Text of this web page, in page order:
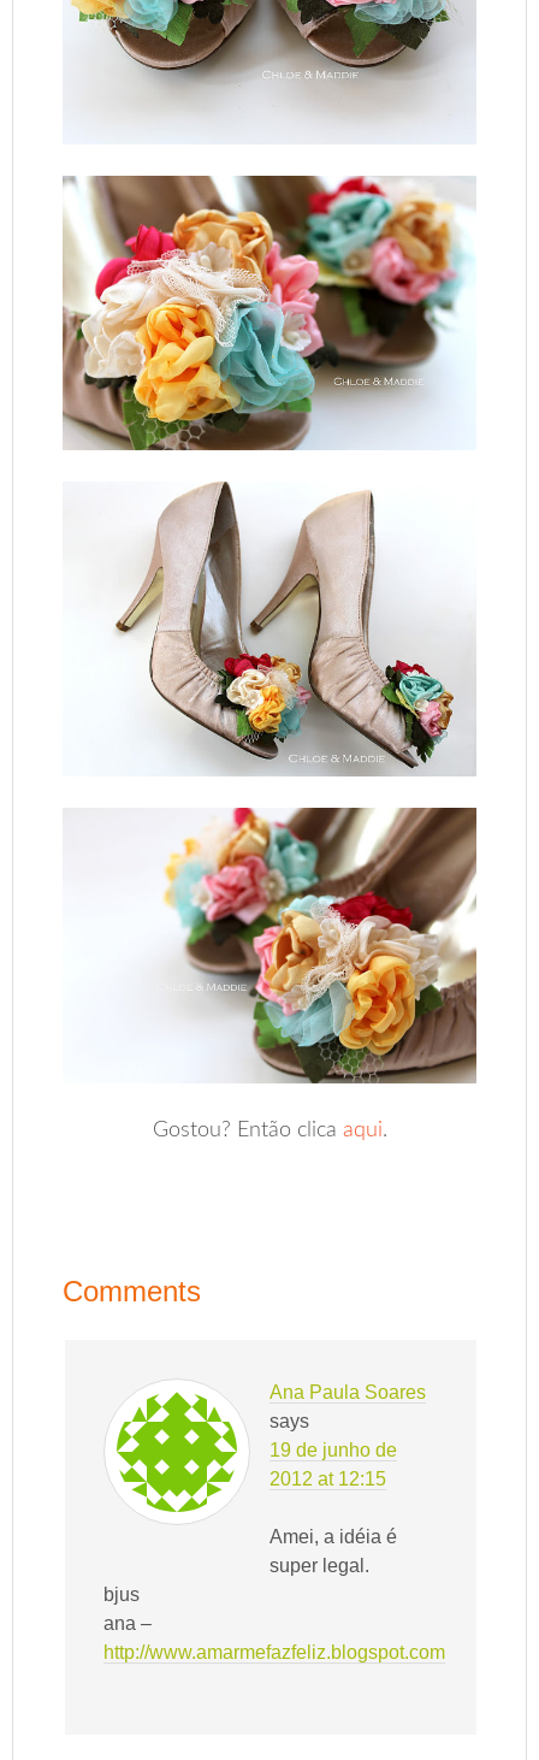
Gostou? Então clica aqui.
Comments
Ana Paula Soares
says
19 de junho de
2012 at 12:15
Amei, a idéia é
super legal.
bjus
ana –
http://www.amarmefazfeliz.blogspot.com